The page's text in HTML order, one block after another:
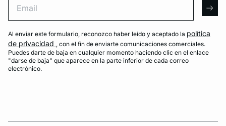
Al enviar este formulario, reconozco haber leído y aceptado la política
de privacidad , con el fin de enviarte comunicaciones comerciales.
Puedes darte de baja en cualquier momento haciendo clic en el enlace
"darse de baja" que aparece en la parte inferior de cada correo
electrónico.